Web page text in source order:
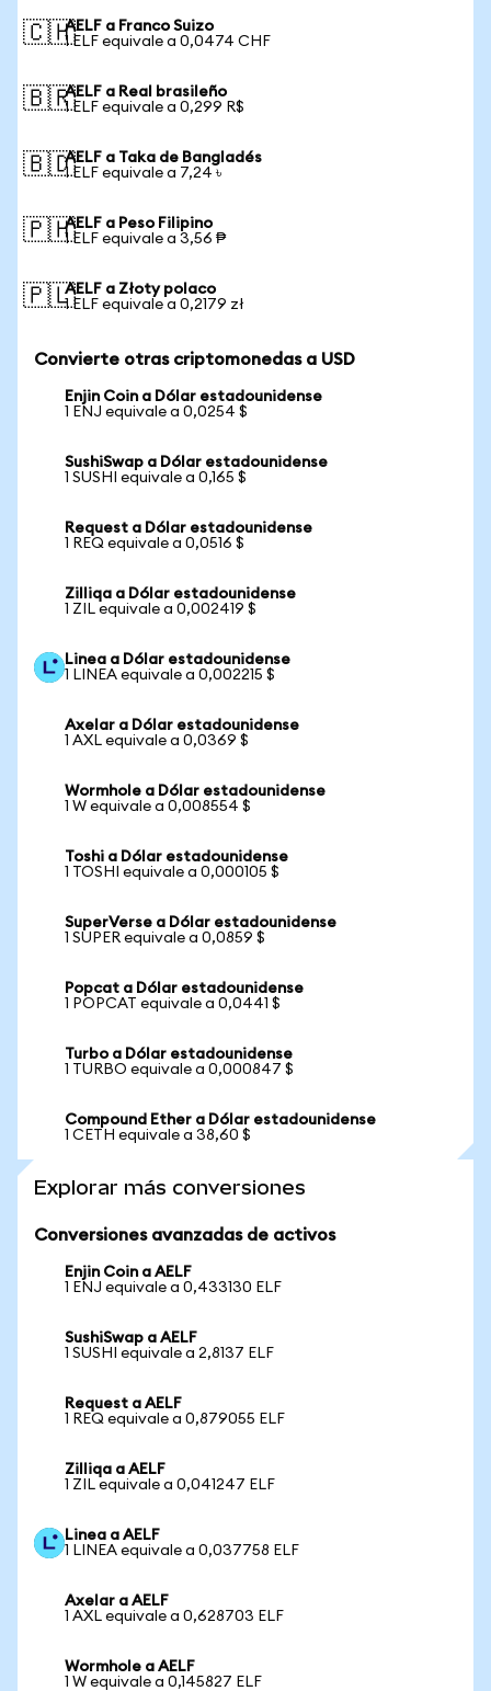
🇨🇭AELF a Franco Suizo
1 ELF equivale a 0,0474 CHF
🇧🇷AELF a Real brasileño
1 ELF equivale a 0,299 R$
🇧🇩AELF a Taka de Bangladés
1 ELF equivale a 7,24 ৳
🇵🇭AELF a Peso Filipino
1 ELF equivale a 3,56 ₱
🇵🇱AELF a Złoty polaco
1 ELF equivale a 0,2179 zł
Convierte otras criptomonedas a USD
Enjin Coin a Dólar estadounidense
1 ENJ equivale a 0,0254 $
SushiSwap a Dólar estadounidense
1 SUSHI equivale a 0,165 $
Request a Dólar estadounidense
1 REQ equivale a 0,0516 $
Zilliqa a Dólar estadounidense
1 ZIL equivale a 0,002419 $
Linea a Dólar estadounidense
1 LINEA equivale a 0,002215 $
Axelar a Dólar estadounidense
1 AXL equivale a 0,0369 $
Wormhole a Dólar estadounidense
1 W equivale a 0,008554 $
Toshi a Dólar estadounidense
1 TOSHI equivale a 0,000105 $
SuperVerse a Dólar estadounidense
1 SUPER equivale a 0,0859 $
Popcat a Dólar estadounidense
1 POPCAT equivale a 0,0441 $
Turbo a Dólar estadounidense
1 TURBO equivale a 0,000847 $
Compound Ether a Dólar estadounidense
1 CETH equivale a 38,60 $
Explorar más conversiones
Conversiones avanzadas de activos
Enjin Coin a AELF
1 ENJ equivale a 0,433130 ELF
SushiSwap a AELF
1 SUSHI equivale a 2,8137 ELF
Request a AELF
1 REQ equivale a 0,879055 ELF
Zilliqa a AELF
1 ZIL equivale a 0,041247 ELF
Linea a AELF
1 LINEA equivale a 0,037758 ELF
Axelar a AELF
1 AXL equivale a 0,628703 ELF
Wormhole a AELF
1 W equivale a 0,145827 ELF